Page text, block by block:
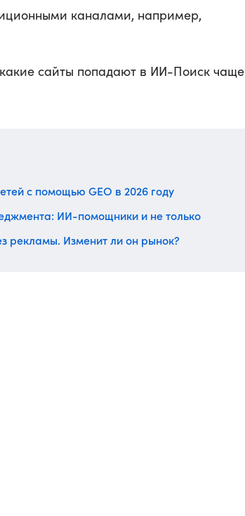
каналами, например,
сайты попадают в ИИ-Поиск чаще
с помощью GEO в 2026 году
ИИ-помощники и не только
рекламы. Изменит ли он рынок?